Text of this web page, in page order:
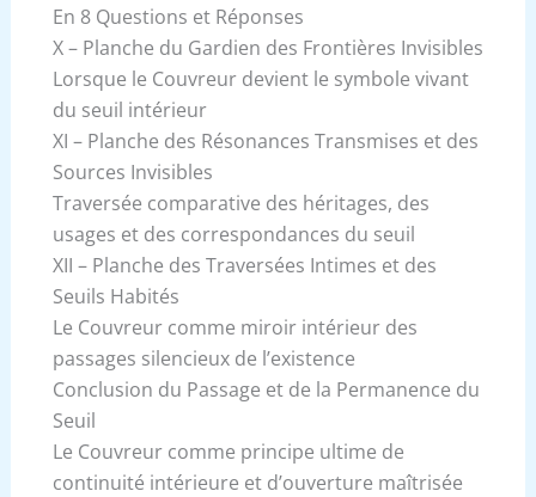
En 8 Questions et Réponses
X – Planche du Gardien des Frontières Invisibles
Lorsque le Couvreur devient le symbole vivant
du seuil intérieur
XI – Planche des Résonances Transmises et des
Sources Invisibles
Traversée comparative des héritages, des
usages et des correspondances du seuil
XII – Planche des Traversées Intimes et des
Seuils Habités
Le Couvreur comme miroir intérieur des
passages silencieux de l’existence
Conclusion du Passage et de la Permanence du
Seuil
Le Couvreur comme principe ultime de
continuité intérieure et d’ouverture maîtrisée